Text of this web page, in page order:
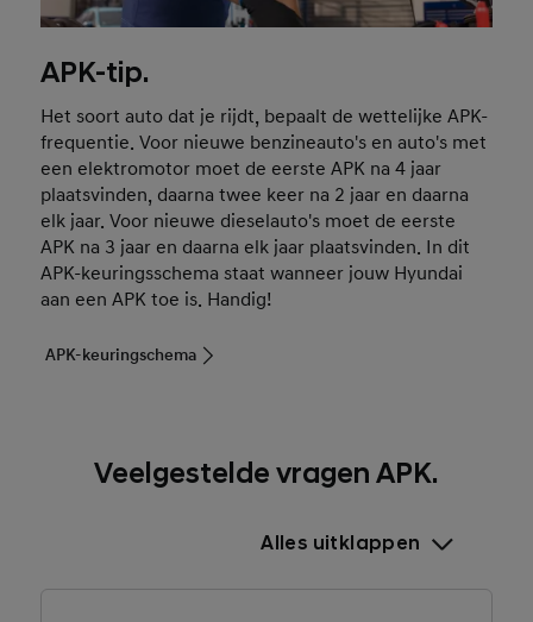
APK-tip.
Het soort auto dat je rijdt, bepaalt de wettelijke APK-
frequentie. Voor nieuwe benzineauto's en auto's met
een elektromotor moet de eerste APK na 4 jaar
plaatsvinden, daarna twee keer na 2 jaar en daarna
elk jaar. Voor nieuwe dieselauto's moet de eerste
APK na 3 jaar en daarna elk jaar plaatsvinden. In dit
APK-keuringsschema staat wanneer jouw Hyundai
aan een APK toe is. Handig!
APK-keuringschema
Veelgestelde vragen APK.
Alles uitklappen